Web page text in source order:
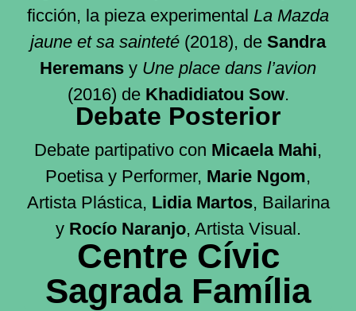
ficción, la pieza experimental La Mazda
jaune et sa sainteté (2018), de Sandra
Heremans y Une place dans l’avion
(2016) deKhadidiatou Sow.
Debate Posterior
Debate partipativo con Micaela Mahi,
Poetisa y Performer, Marie Ngom,
Artista Plástica, Lidia Martos, Bailarina
y Rocío Naranjo, Artista Visual.
Centre Cívic
Sagrada Família